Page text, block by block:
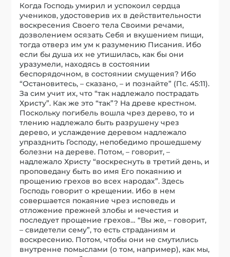
Когда Господь умирил и успокоил сердца
учеников, удостоверив их в действительности
воскресения Своего тела Своими речами,
дозволением осязать Себя и вкушением пищи,
тогда отверз им ум к разумению Писания. Ибо
если бы душа их не утишилась, как бы они
уразумели, находясь в состоянии
беспорядочном, в состоянии смущения? Ибо
“Остановитесь, – сказано, – и познайте” (Пс. 45:11).
За сим учит их, что “так надлежало пострадать
Христу”. Как же это “так”? На древе крестном.
Поскольку погибель вошла чрез дерево, то и
тлению надлежало быть разрушену чрез
дерево, и услаждение деревом надлежало
упразднить Господу, непобедимо прошедшему
болезни на дереве. Потом, – говорит, –
надлежало Христу “воскреснуть в третий день, и
проповедану быть во имя Его покаянию и
прощению грехов во всех народах”. Здесь
Господь говорит о крещении. Ибо в нем
совершается покаяние чрез исповедь и
отложение прежней злобы и нечестия и
последует прощение грехов… “Вы же, – говорит,
– свидетели сему”, то есть страданиям и
воскресению. Потом, чтобы они не смутились
внутренне помыслами (о том, например), как мы,